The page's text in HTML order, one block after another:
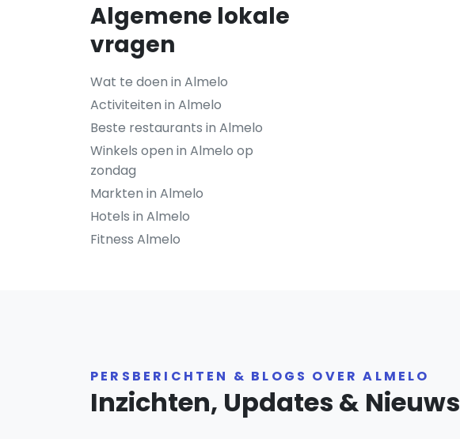
Algemene lokale
vragen
Wat te doen in Almelo
Activiteiten in Almelo
Beste restaurants in Almelo
Winkels open in Almelo op
zondag
Markten in Almelo
Hotels in Almelo
Fitness Almelo
PERSBERICHTEN & BLOGS OVER ALMELO
Inzichten, Updates & Nieuws